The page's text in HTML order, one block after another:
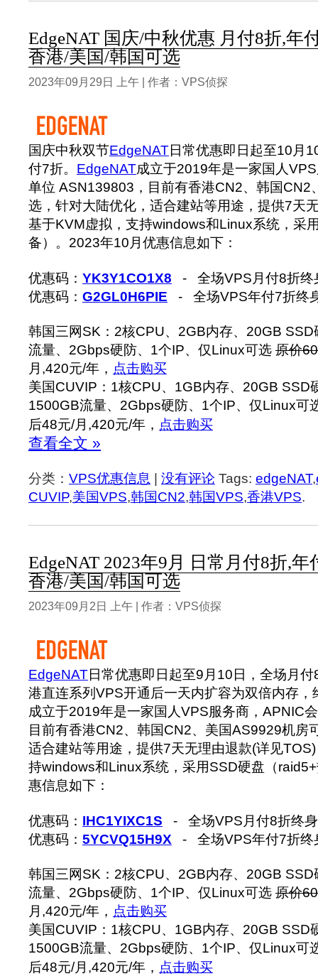
EdgeNAT 国庆/中秋优惠 月付8折,年
香港/美国/韩国可选
2023年09月29日 上午 | 作者：VPS侦探
国庆中秋双节EdgeNAT日常优惠即日起至10月
付7折。 EdgeNAT成立于2019年是一家国人
单位 ASN139803，目前有香港CN2、韩国CN2
选，针对大陆优化，适合建站等用途，提供7天
基于KVM虚拟，支持windows和Linux系统，采
备）。2023年10月优惠信息如下：
优惠码： YK3Y1CO1X8 - 全场VPS月付8折终
优惠码： G2GL0H6PIE - 全场VPS年付7折终
韩国三网SK：2核CPU、2GB内存、20GB
流量、2Gbps硬防、1个IP、仅Linux可选 原价
月,420元/年， 点击购买
美国CUVIP：1核CPU、1GB内存、20GB SSD
1500GB流量、2Gbps硬防、1个IP、仅Linux可
后48元/月,420元/年， 点击购买
查看全文 »
分类： VPS优惠信息 | 没有评论 Tags: edgeNAT,
CUVIP,美国VPS,韩国CN2,韩国VPS,香港VPS.
EdgeNAT 2023年9月 日常月付8折,年
香港/美国/韩国可选
2023年09月2日 上午 | 作者：VPS侦探
EdgeNAT日常优惠即日起至9月10日，全场月
港直连系列VPS开通后一天内扩容为双倍内存，
成立于2019年是一家国人VPS服务商，APNIC
目前有香港CN2、韩国CN2、美国AS9929机房
适合建站等用途，提供7天无理由退款(详见
持windows和Linux系统，采用SSD硬盘（
惠信息如下：
优惠码： IHC1YIXC1S - 全场VPS月付8折终
优惠码： 5YCVQ15H9X - 全场VPS年付7折终
韩国三网SK：2核CPU、2GB内存、20GB
流量、2Gbps硬防、1个IP、仅Linux可选 原价
月,420元/年， 点击购买
美国CUVIP：1核CPU、1GB内存、20GB SSD
1500GB流量、2Gbps硬防、1个IP、仅Linux可
后48元/月,420元/年， 点击购买